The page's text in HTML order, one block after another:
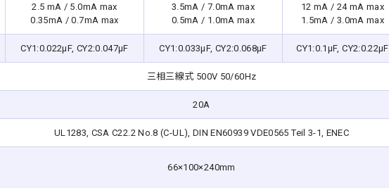
2.5 mA / 5.0mA max
0.35mA / 0.7mA max
3.5mA / 7.0mA max
0.5mA / 1.0mA max
12 mA / 24 mA max
1.5mA / 3.0mA max
CY1:0.022μF, CY2:0.047μF CY1:0.033μF, CY2:0.068μF CY1:0.1μF, CY2:0.22μF
三相三線式 500V 50/60Hz
20A
UL1283, CSA C22.2 No.8 (C-UL), DIN EN60939 VDE0565 Teil 3-1, ENEC
66×100×240mm